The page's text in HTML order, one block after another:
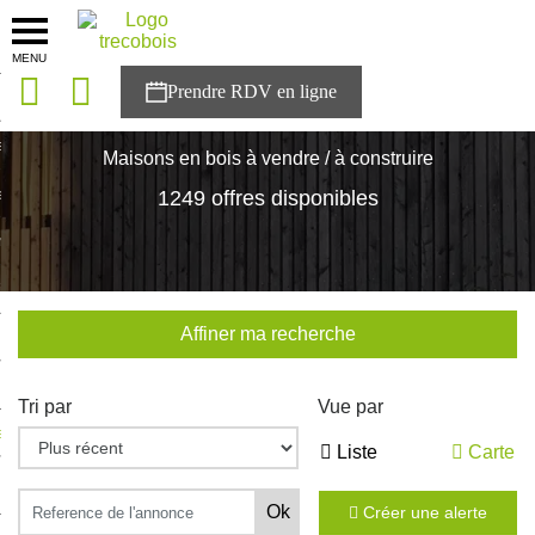
MENU
solutions
Trecobois
à NESTOR
Maisons en bois à vendre / à construire
1249 offres disponibles
Affiner ma recherche
Tri par Vue par
Liste Carte
Créer une alerte